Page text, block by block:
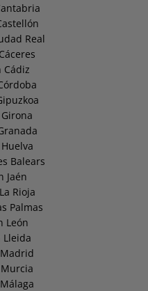
Real
Cádiz
Balears
Jaén
Rioja
Palmas
León
Lleida